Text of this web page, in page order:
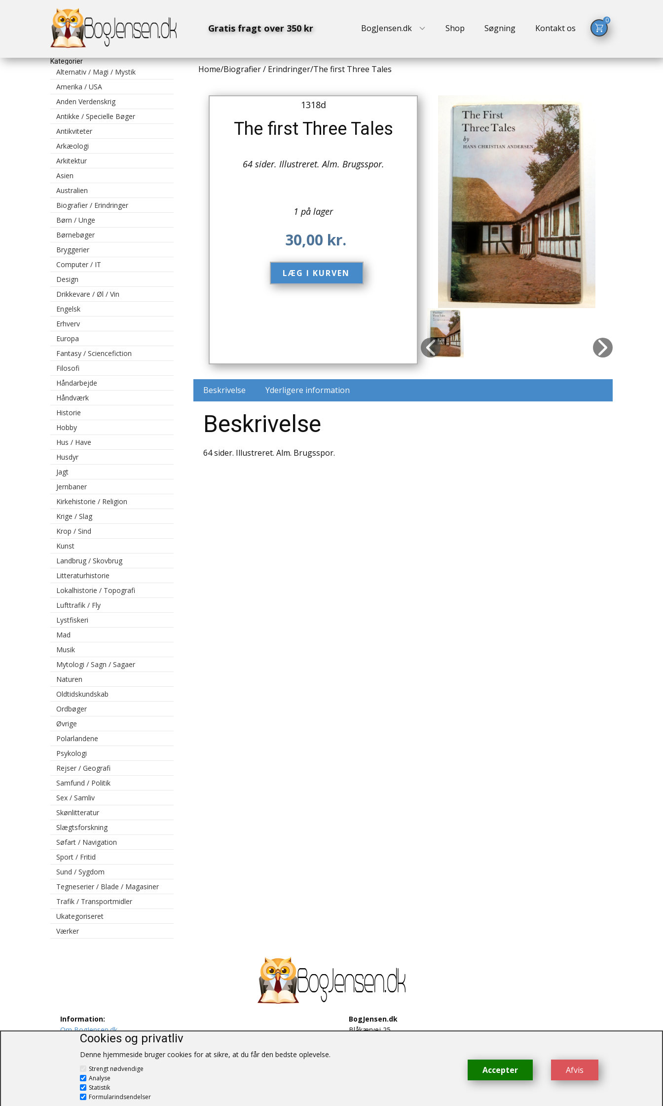
BogJensen.dk Shop Søgning Kontakt os
Gratis fragt over 350 kr
0
Kategorier
Alternativ / Magi / Mystik
Amerika / USA
Anden Verdenskrig
Antikke / Specielle Bøger
Antikviteter
Arkæologi
Arkitektur
Asien
Australien
Biografier / Erindringer
Børn / Unge
Børnebøger
Bryggerier
Computer / IT
Design
Drikkevare / Øl / Vin
Engelsk
Erhverv
Europa
Fantasy / Sciencefiction
Filosofi
Håndarbejde
Håndværk
Historie
Hobby
Hus / Have
Husdyr
Jagt
Jernbaner
Kirkehistorie / Religion
Krige / Slag
Krop / Sind
Kunst
Landbrug / Skovbrug
Litteraturhistorie
Lokalhistorie / Topografi
Lufttrafik / Fly
Lystfiskeri
Mad
Musik
Mytologi / Sagn / Sagaer
Naturen
Oldtidskundskab
Ordbøger
Øvrige
Polarlandene
Psykologi
Rejser / Geografi
Samfund / Politik
Sex / Samliv
Skønlitteratur
Slægtsforskning
Søfart / Navigation
Sport / Fritid
Sund / Sygdom
Tegneserier / Blade / Magasiner
Trafik / Transportmidler
Ukategoriseret
Værker
Home/Biografier / Erindringer/The first Three Tales
1318d
The first Three Tales
64 sider. Illustreret. Alm. Brugsspor.
1 på lager
30,00 kr.
LÆG I KURVEN​
Beskrivelse Yderligere information
Beskrivelse
64 sider. Illustreret. Alm. Brugsspor.
Information:
Om BogJensen.dk
Levering
Persondatapolitik
Salgs og leveringsbetingelser
Kontakt os
BogJensen.dk
Blåkærvej 25
Cookies og privatliv
Denne hjemmeside bruger cookies for at sikre, at du får den bedste oplevelse.
Strengt nødvendige
Analyse
Statistik
Formularindsendelser
Afvis
Accepter